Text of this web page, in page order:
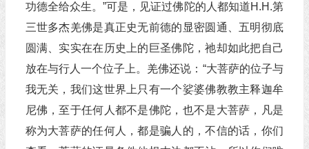
功德全给众生。”可是，见证过佛陀的人都知道H.H.第
三世多杰羌佛是真正史无前德的显密圆通、五明彻底
圆满、实实在在历史上的巨圣佛陀，祂却如此把自己
放在与行人一个位子上。羌佛还说：“大菩萨的位子与
我无关，我们这世界上只有一个娑婆佛教教主释迦牟
尼佛，至于任何人都不是佛陀，也不是大菩萨，凡是
称为大菩萨的任何人，都是骗人的，不信的话，你们